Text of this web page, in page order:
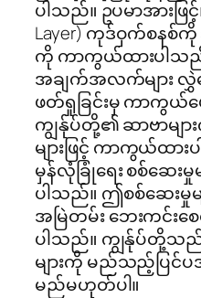
ပါသည်။ ဥပမာအားဖြင့်
Layer) ကုဒ်ဝှက်စနစ်ကို
ကို ကာကွယ်ထားပါ
အချက်အလက်များ လွှဲပ
ဖတ်ရှုခြင်းမှ ကာကွယ်ပ
ကျွန်ုပ်တို့၏ ဆာဗာများ
များဖြင့် ကာကွယ်ထာ
မှန်လုံခြုံရေး စစ်ဆေး
ပါသည်။ ဤစစ်ဆေးမှုမ
အမြဲတမ်း ဘေးကင်း
ပါသည်။ ကျွန်ုပ်တို့
များကို မည်သည့်ပြင်ပ
မည်မဟုတ်ပါ။